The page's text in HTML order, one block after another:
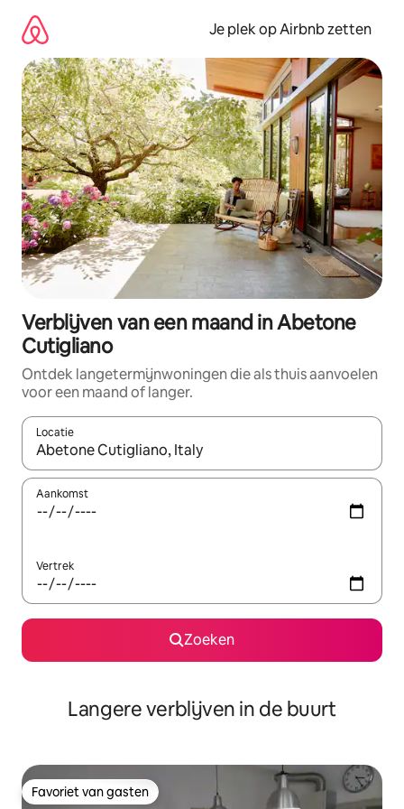
direct
naar
inhoud
Je plek op Airbnb zetten
Verblijven van een maand in Abetone
Cutigliano
Ontdek langetermijnwoningen die als thuis aanvoelen
voor een maand of langer.
Locatie
Wanneer er resultaten beschikbaar zijn, maak je een keuze
Aankomst
Vertrek
Zoeken
Langere verblijven in de buurt
Favoriet van gasten
Favoriet van gasten